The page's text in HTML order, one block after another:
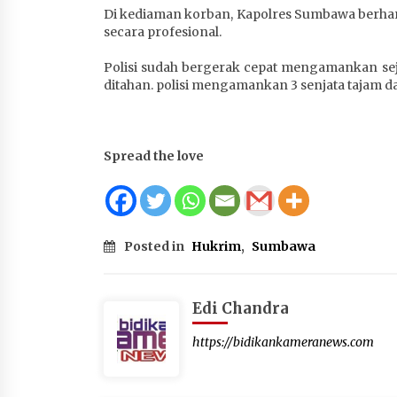
Di kediaman korban, Kapolres Sumbawa
secara profesional.
Polisi sudah bergerak cepat mengamankan
ditahan. polisi mengamankan 3 senjata tajam
Spread the love
Posted in Hukrim, Sumbawa
Edi Chandra
https://bidikankameranews.com